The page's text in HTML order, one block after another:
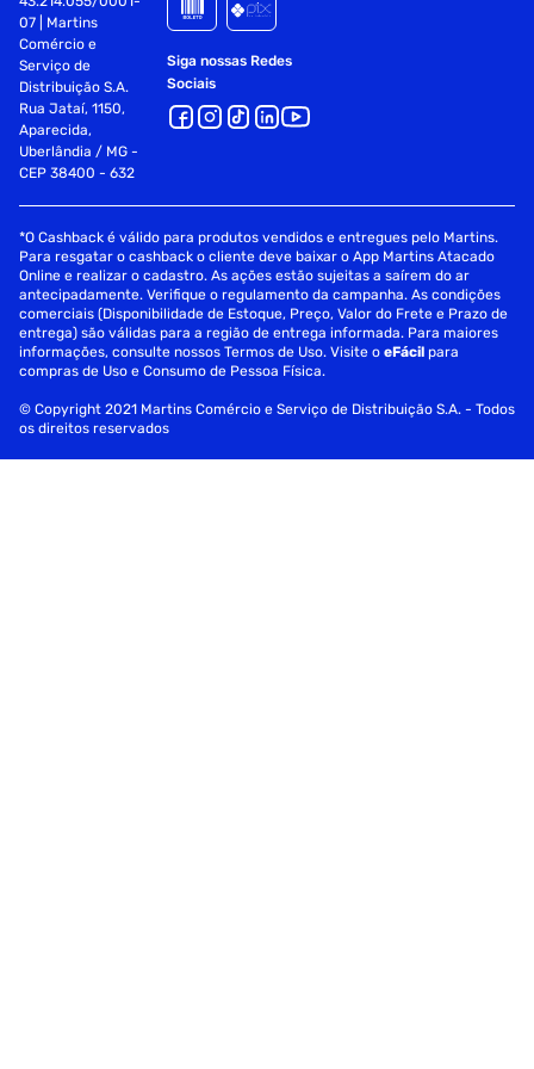
07 | Martins
Comércio e
Serviço de
Distribuição S.A.
Rua Jataí, 1150,
Aparecida,
Uberlândia / MG -
CEP 38400 - 632
Siga nossas Redes
Sociais
*O Cashback é válido para produtos vendidos e entregues pelo Martins.
Para resgatar o cashback o cliente deve baixar o App Martins Atacado
Online e realizar o cadastro. As ações estão sujeitas a saírem do ar
antecipadamente. Verifique o regulamento da campanha. As condições
comerciais (Disponibilidade de Estoque, Preço, Valor do Frete e Prazo de
entrega) são válidas para a região de entrega informada. Para maiores
informações, consulte nossos Termos de Uso. Visite oeFácil para
compras de Uso e Consumo de Pessoa Física.
© Copyright 2021 Martins Comércio e Serviço de Distribuição S.A. - Todos
os direitos reservados